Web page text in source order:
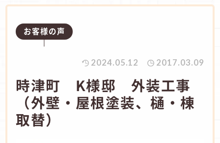
お客様の声
2024.05.12 2017.03.09
時津町 K様邸 外装工事
（外壁・屋根塗装、樋・棟
取替）